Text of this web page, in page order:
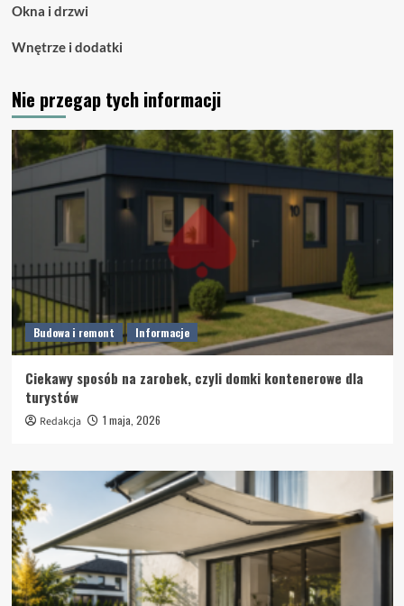
Okna i drzwi
Wnętrze i dodatki
Nie przegap tych informacji
Budowa i remont Informacje
Ciekawy sposób na zarobek, czyli domki kontenerowe dla
turystów
Redakcja 1 maja, 2026